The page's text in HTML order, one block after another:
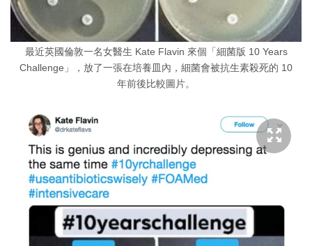
最近英國倫敦一名女醫生 Kate Flavin 來個「細菌版 10 Years
Challenge」，放了一張在培養皿內，細菌會被抗生素殺死的 10
年前後比較圖片。